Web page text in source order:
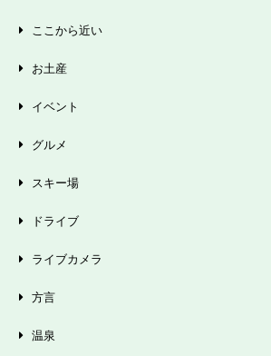
ここから近い
お土産
イベント
グルメ
スキー場
ドライブ
ライブカメラ
方言
温泉